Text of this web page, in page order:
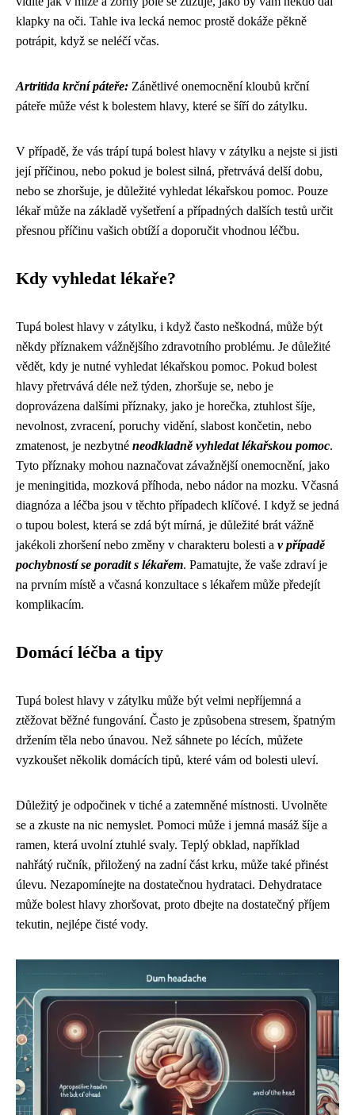
klapky na oči. Tahle iva lecká nemoc prostě dokáže pěkně
potrápit, když se neléčí včas.
Artritida krční páteře: Zánětlivé onemocnění kloubů krční
páteře může vést k bolestem hlavy, které se šíří do zátylku.
V případě, že vás trápí tupá bolest hlavy v zátylku a nejste si jisti
její příčinou, nebo pokud je bolest silná, přetrvává delší dobu,
nebo se zhoršuje, je důležité vyhledat lékařskou pomoc. Pouze
lékař může na základě vyšetření a případných dalších testů určit
přesnou příčinu vašich obtíží a doporučit vhodnou léčbu.
Kdy vyhledat lékaře?
Tupá bolest hlavy v zátylku, i když často neškodná, může být
někdy příznakem vážnějšího zdravotního problému. Je důležité
vědět, kdy je nutné vyhledat lékařskou pomoc. Pokud bolest
hlavy přetrvává déle než týden, zhoršuje se, nebo je
doprovázena dalšími příznaky, jako je horečka, ztuhlost šíje,
nevolnost, zvracení, poruchy vidění, slabost končetin, nebo
zmatenost, je nezbytné neodkladně vyhledat lékařskou pomoc.
Tyto příznaky mohou naznačovat závažnější onemocnění, jako
je meningitida, mozková příhoda, nebo nádor na mozku. Včasná
diagnóza a léčba jsou v těchto případech klíčové. I když se jedná
o tupou bolest, která se zdá být mírná, je důležité brát vážně
jakékoli zhoršení nebo změny v charakteru bolesti a v případě
pochybností se poradit s lékařem. Pamatujte, že vaše zdraví je
na prvním místě a včasná konzultace s lékařem může předejít
komplikacím.
Domácí léčba a tipy
Tupá bolest hlavy v zátylku může být velmi nepříjemná a
ztěžovat běžné fungování. Často je způsobena stresem, špatným
držením těla nebo únavou. Než sáhnete po lécích, můžete
vyzkoušet několik domácích tipů, které vám od bolesti uleví.
Důležitý je odpočinek v tiché a zatemněné místnosti. Uvolněte
se a zkuste na nic nemyslet. Pomoci může i jemná masáž šíje a
ramen, která uvolní ztuhlé svaly. Teplý obklad, například
nahřátý ručník, přiložený na zadní část krku, může také přinést
úlevu. Nezapomínejte na dostatečnou hydrataci. Dehydratace
může bolest hlavy zhoršovat, proto dbejte na dostatečný příjem
tekutin, nejlépe čisté vody.